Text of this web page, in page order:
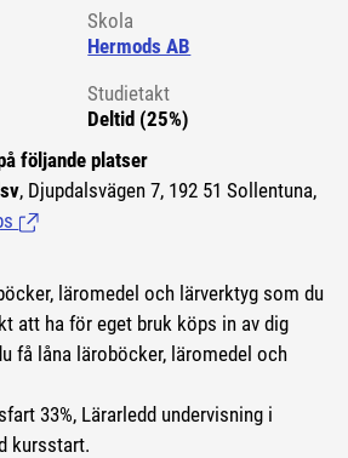
Skola
Hermods AB
Studietakt
Deltid (25%)
följande platser
, Djupdalsvägen 7, 192 51 Sollentuna,
(Länk till extern sida.)
läromedel och lärverktyg som du
att ha för eget bruk köps in av dig
få låna läroböcker, läromedel och
Lärarledd undervisning i
kursstart.